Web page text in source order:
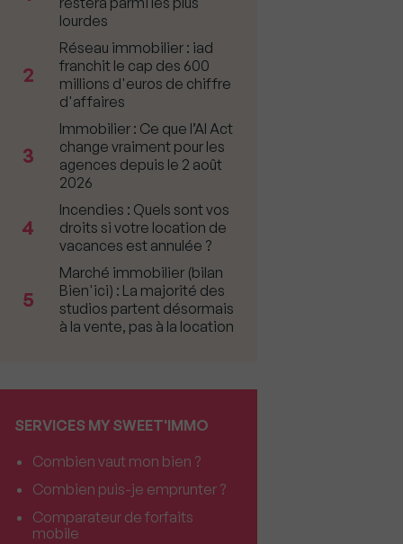
lourdes
2
Réseau immobilier : iad
franchit le cap des 600
millions d'euros de chiffre
d'affaires
3
Immobilier : Ce que l’AI Act
change vraiment pour les
agences depuis le 2 août
2026
4
Incendies : Quels sont vos
droits si votre location de
vacances est annulée ?
5
Marché immobilier (bilan
Bien'ici) : La majorité des
studios partent désormais
à la vente, pas à la location
SERVICES MY SWEET'IMMO
Combien vaut mon bien ?
Combien puis-je emprunter ?
Comparateur de forfaits
mobile